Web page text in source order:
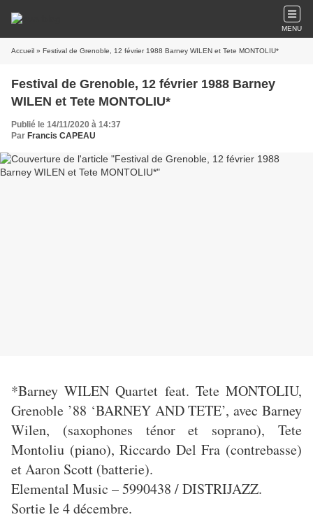
MENU
Accueil » Festival de Grenoble, 12 février 1988 Barney WILEN et Tete MONTOLIU*
Festival de Grenoble, 12 février 1988 Barney
WILEN et Tete MONTOLIU*
Publié le 14/11/2020 à 14:37
Par Francis CAPEAU
*Barney WILEN Quartet feat. Tete MONTOLIU,
Grenoble ’88 ‘BARNEY AND TETE’, avec Barney
Wilen, (saxophones ténor et soprano), Tete
Montoliu (piano), Riccardo Del Fra (contrebasse)
et Aaron Scott (batterie).
Elemental Music – 5990438 / DISTRIJAZZ.
Sortie le 4 décembre.